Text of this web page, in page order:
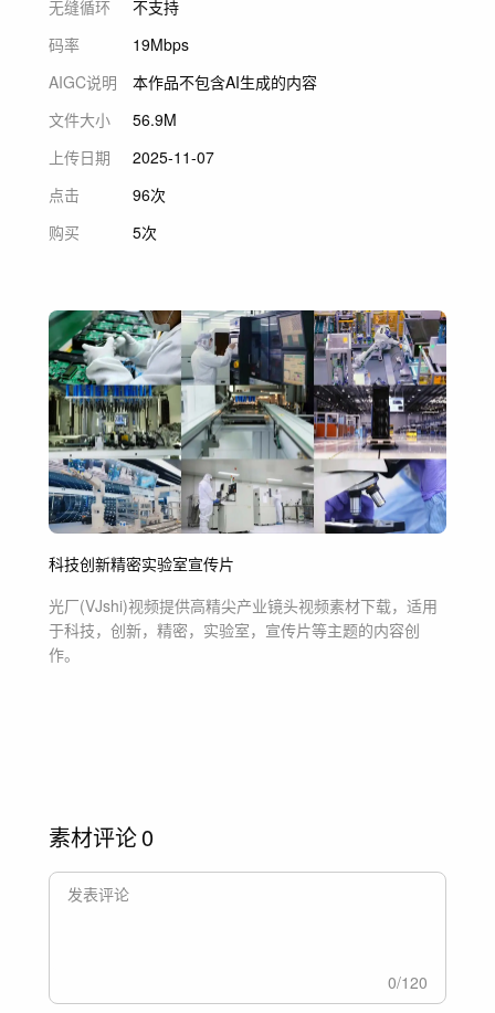
无缝循环
不支持
码率
19Mbps
AIGC说明
本作品不包含AI生成的内容
文件大小
56.9M
上传日期
2025-11-07
点击
96次
购买
5次
科技创新精密实验室宣传片
光厂(VJshi)视频提供高精尖产业镜头视频素材下载，适用
于科技，创新，精密，实验室，宣传片等主题的内容创
作。
素材评论0
0/120